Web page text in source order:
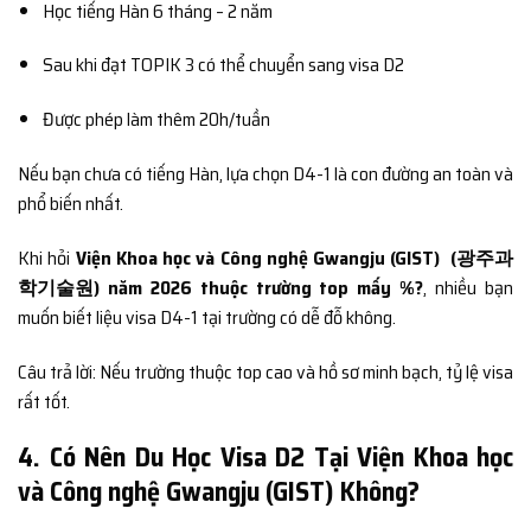
Học tiếng Hàn 6 tháng – 2 năm
Sau khi đạt TOPIK 3 có thể chuyển sang visa D2
Được phép làm thêm 20h/tuần
Nếu bạn chưa có tiếng Hàn, lựa chọn D4-1 là con đường an toàn và
phổ biến nhất.
Khi hỏi Viện Khoa học và Công nghệ Gwangju (GIST) (광주과
학기술원) năm 2026 thuộc trường top mấy %?, nhiều bạn
muốn biết liệu visa D4-1 tại trường có dễ đỗ không.
Câu trả lời: Nếu trường thuộc top cao và hồ sơ minh bạch, tỷ lệ visa
rất tốt.
4. Có Nên Du Học Visa D2 Tại Viện Khoa học
và Công nghệ Gwangju (GIST) Không?